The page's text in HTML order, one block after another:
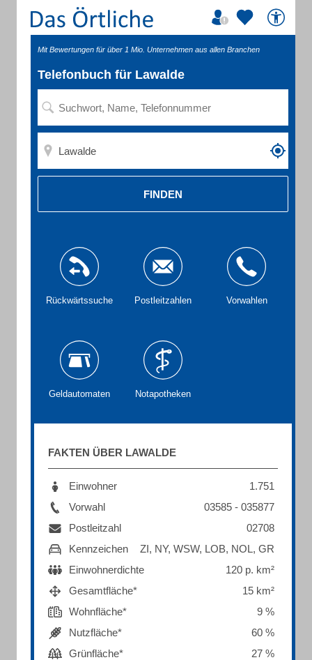
Mit Bewertungen für über 1 Mio. Unternehmen aus allen Branchen
Telefonbuch für Lawalde
FINDEN
Rückwärtssuche Postleitzahlen Vorwahlen
Geldautomaten Notapotheken
FAKTEN ÜBER LAWALDE
Einwohner
1.751
Vorwahl
03585 - 035877
Postleitzahl
02708
Kennzeichen
ZI, NY, WSW, LOB, NOL, GR
Einwohnerdichte
120 p. km²
Gesamtfläche*
15 km²
Wohnfläche*
9 %
Nutzfläche*
60 %
Grünfläche*
27 %